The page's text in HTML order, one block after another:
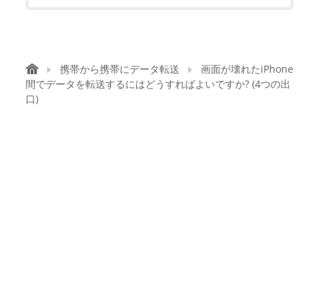
携帯から携帯にデータ転送
画面が壊れたiPhone
間でデータを転送するにはどうすればよいですか? (4つの出
口)